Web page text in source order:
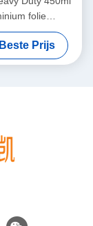
folie
isolatie
maken machine
Prijs